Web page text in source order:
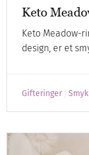
Keto
Keto Meadow-
design, er et
Gifteringer